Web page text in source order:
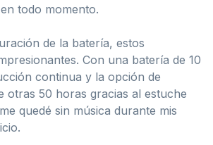
todo momento.
de la batería, estos
Con una batería de 10
continua y la opción de
otras 50 horas gracias al estuche
quedé sin música durante mis